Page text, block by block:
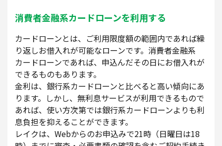
消費者金融系カードローンを利用する
カードローンとは、ご利用限度額の範囲内であれば繰
り返しお借入れが可能なローンです。消費者金融系
カードローンであれば、申込んだその日にお借入れが
できるものもあります。
金利は、銀行系カードローンと比べると高い傾向にあ
ります。しかし、無利息サービスが利用できるもので
あれば、使い方次第では銀行系カードローンよりも利
息負担を抑えることができます。
レイクは、Webからのお申込みで21時（日曜日は18